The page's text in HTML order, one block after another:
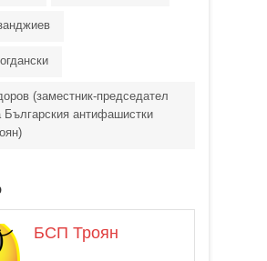
(заместник-председател
антифашистки
БСП Троян